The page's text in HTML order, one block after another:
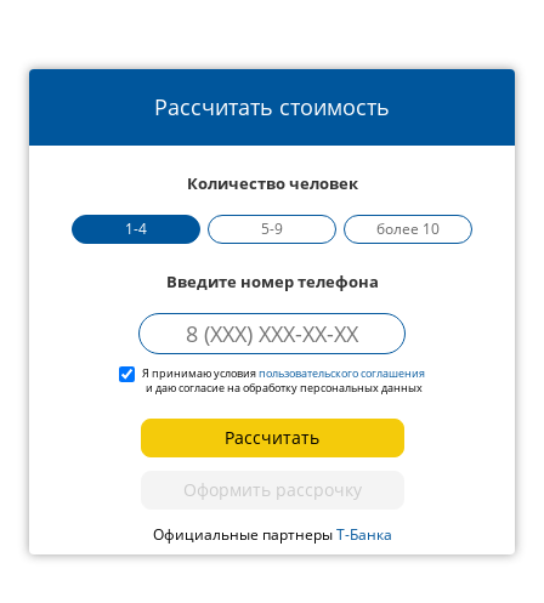
Рассчитать стоимость
Количество человек
1-4 5-9 более 10
Введите номер телефона
Я принимаю условияпользовательского соглашения
и даю согласие на обработку персональных данных
Рассчитать
Оформить рассрочку
Официальные партнерыТ-Банка